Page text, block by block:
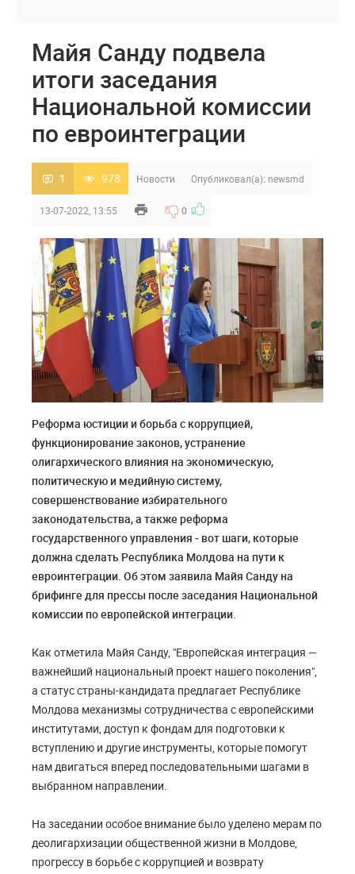
Майя Санду подвела
итоги заседания
Национальной комиссии
по евроинтеграции
1 978 Новости Опубликовал(а): newsmd
13-07-2022, 13:55 0
Реформа юстиции и борьба с коррупцией,
функционирование законов, устранение
олигархического влияния на экономическую,
политическую и медийную систему,
совершенствование избирательного
законодательства, а также реформа
государственного управления - вот шаги, которые
должна сделать Республика Молдова на пути к
евроинтеграции. Об этом заявила Майя Санду на
брифинге для прессы после заседания Национальной
комиссии по европейской интеграции.
Как отметила Майя Санду, "Европейская интеграция —
важнейший национальный проект нашего поколения",
а статус страны-кандидата предлагает Республике
Молдова механизмы сотрудничества с европейскими
институтами, доступ к фондам для подготовки к
вступлению и другие инструменты, которые помогут
нам двигаться вперед последовательными шагами в
выбранном направлении.
На заседании особое внимание было уделено мерам по
деолигархизации общественной жизни в Молдове,
прогрессу в борьбе с коррупцией и возврату